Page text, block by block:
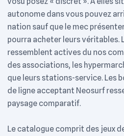
autonome dans vous pouvez
nation sauf que le mec
pourra acheter leurs véritables.
ressemblent actives du nos
des associations, les
que leurs stations-service. Les
de ligne acceptant Neosurf
paysage comparatif.
Le catalogue comprit des jeux